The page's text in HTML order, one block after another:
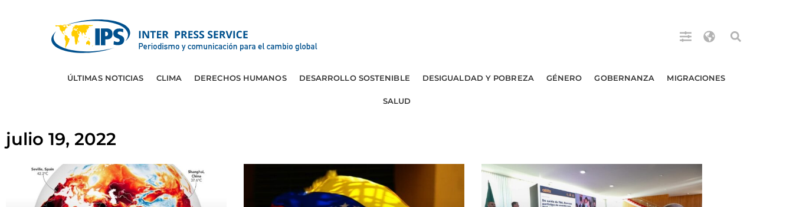
ÚLTIMAS NOTICIAS CLIMA DERECHOS HUMANOS DESARROLLO SOSTENIBLE DESIGUALDAD Y POBREZA GÉNERO GOBERNANZA MIGRACIONES
SALUD
julio 19, 2022